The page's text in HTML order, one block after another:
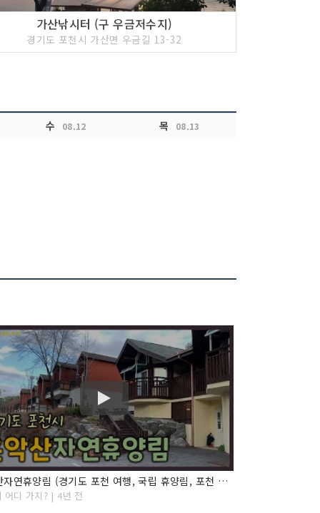
가산낚시터 (구 우금저수지)
경기도 포천시 가산면 우금길 13-32
수 08.12 목 08.13
운악산자연휴양림 (경기도 포천 여행, 국립 휴양림, 포천 가볼만한 곳)
어디 가지? | 4년 전